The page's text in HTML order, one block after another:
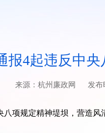
报4起违反中
来源： 杭州廉政网 发布
项规定精神堤坝，营造